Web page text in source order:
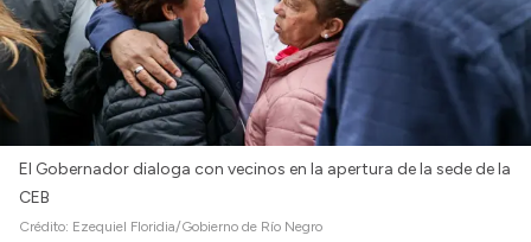
El Gobernador dialoga con vecinos en la apertura de la sede de la
CEB
Crédito: Ezequiel Floridia/Gobierno de Río Negro